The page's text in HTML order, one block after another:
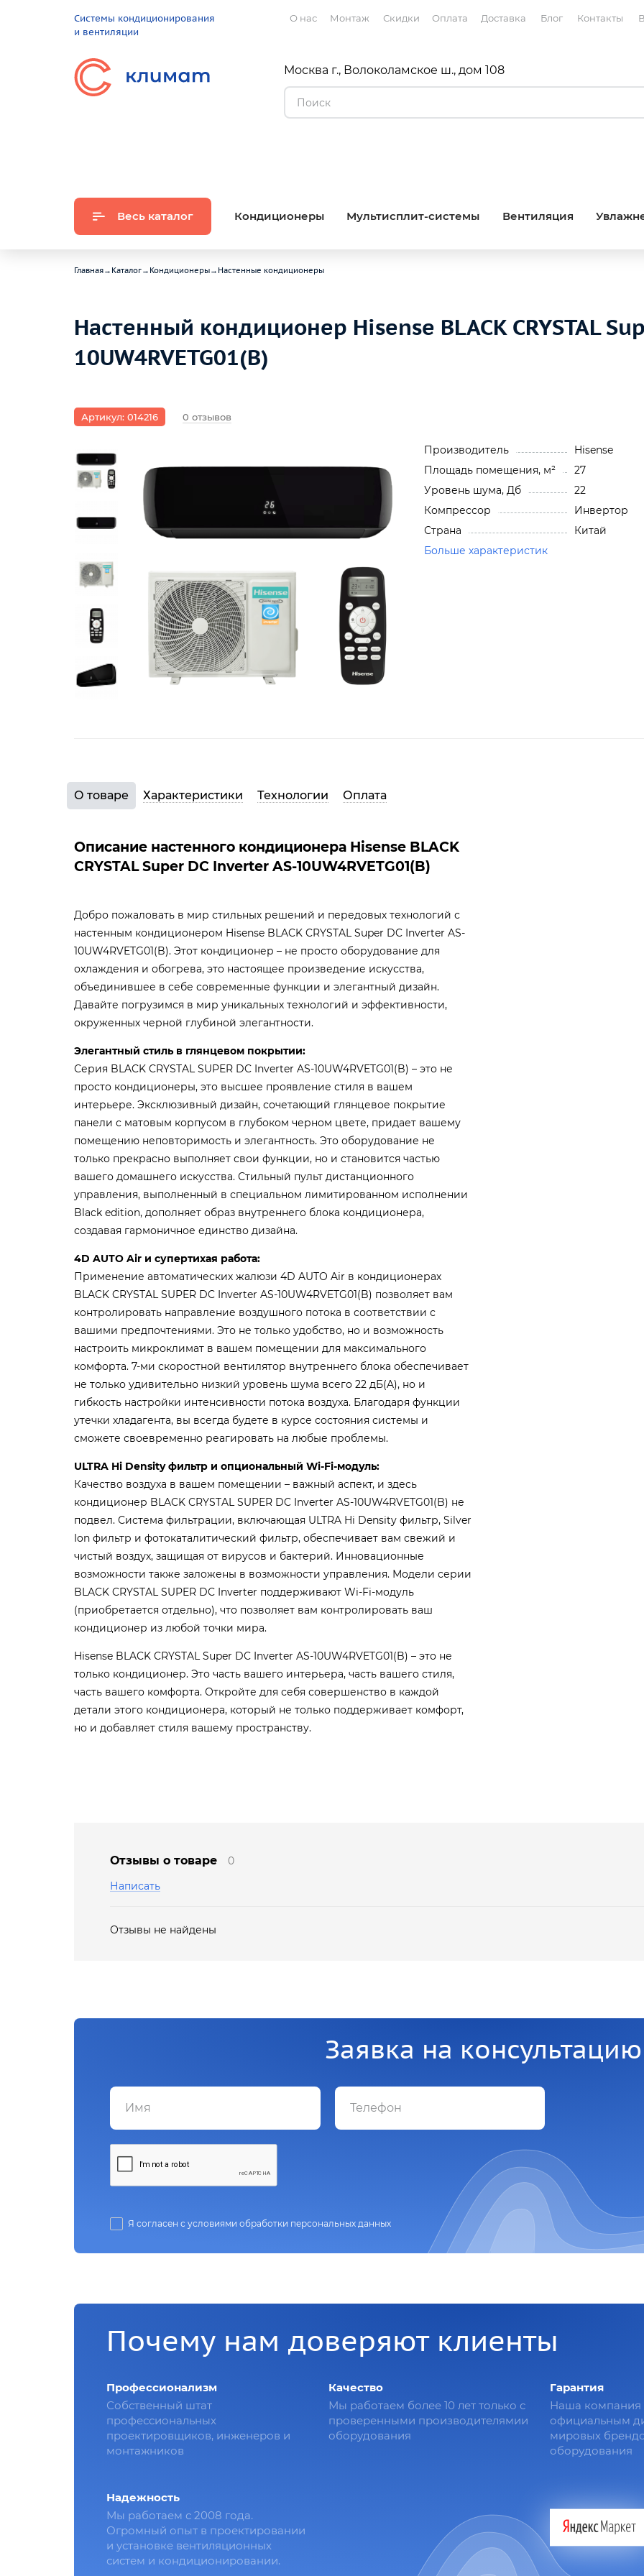
Системы кондиционирования
и вентиляции
О нас Монтаж Скидки Оплата Доставка Блог Контакты
Москва г., Волоколамское ш., дом 108
Весь каталог Кондиционеры Мультисплит-системы Вентиляция
Главная→ Каталог→ Кондиционеры→ Настенные кондиционеры
Настенный кондиционер Hisense BLACK CRYSTAL
10UW4RVETG01(B)
Артикул: 014216 0 отзывов
Производитель
Hisense
Площадь помещения, м²
27
Уровень шума, Дб
22
Компрессор
Инвертор
Страна
Китай
Больше характеристик
О товаре Характеристики Технологии Оплата
Описание настенного кондиционера Hisense BLACK
CRYSTAL Super DC Inverter AS-10UW4RVETG01(B)
Добро пожаловать в мир стильных решений и передовых технологий с
настенным кондиционером Hisense BLACK CRYSTAL Super DC Inverter AS-
10UW4RVETG01(B). Этот кондиционер – не просто оборудование для
охлаждения и обогрева, это настоящее произведение искусства,
объединившее в себе современные функции и элегантный дизайн.
Давайте погрузимся в мир уникальных технологий и эффективности,
окруженных черной глубиной элегантности.
Элегантный стиль в глянцевом покрытии:
Серия BLACK CRYSTAL SUPER DC Inverter AS-10UW4RVETG01(B) – это не
просто кондиционеры, это высшее проявление стиля в вашем
интерьере. Эксклюзивный дизайн, сочетающий глянцевое покрытие
панели с матовым корпусом в глубоком черном цвете, придает вашему
помещению неповторимость и элегантность. Это оборудование не
только прекрасно выполняет свои функции, но и становится частью
вашего домашнего искусства. Стильный пульт дистанционного
управления, выполненный в специальном лимитированном исполнении
Black edition, дополняет образ внутреннего блока кондиционера,
создавая гармоничное единство дизайна.
4D AUTO Air и супертихая работа:
Применение автоматических жалюзи 4D AUTO Air в кондиционерах
BLACK CRYSTAL SUPER DC Inverter AS-10UW4RVETG01(B) позволяет вам
контролировать направление воздушного потока в соответствии с
вашими предпочтениями. Это не только удобство, но и возможность
настроить микроклимат в вашем помещении для максимального
комфорта. 7-ми скоростной вентилятор внутреннего блока обеспечивает
не только удивительно низкий уровень шума всего 22 дБ(A), но и
гибкость настройки интенсивности потока воздуха. Благодаря функции
утечки хладагента, вы всегда будете в курсе состояния системы и
сможете своевременно реагировать на любые проблемы.
ULTRA Hi Density фильтр и опциональный Wi-Fi-модуль:
Качество воздуха в вашем помещении – важный аспект, и здесь
кондиционер BLACK CRYSTAL SUPER DC Inverter AS-10UW4RVETG01(B) не
подвел. Система фильтрации, включающая ULTRA Hi Density фильтр, Silver
Ion фильтр и фотокаталитический фильтр, обеспечивает вам свежий и
чистый воздух, защищая от вирусов и бактерий. Инновационные
возможности также заложены в возможности управления. Модели серии
BLACK CRYSTAL SUPER DC Inverter поддерживают Wi-Fi-модуль
(приобретается отдельно), что позволяет вам контролировать ваш
кондиционер из любой точки мира.
Hisense BLACK CRYSTAL Super DC Inverter AS-10UW4RVETG01(B) – это не
только кондиционер. Это часть вашего интерьера, часть вашего стиля,
часть вашего комфорта. Откройте для себя совершенство в каждой
детали этого кондиционера, который не только поддерживает комфорт,
но и добавляет стиля вашему пространству.
Отзывы о товаре
0
Написать
Отзывы не найдены
Заявка на консультацию
Я согласен с условиями обработки персональных данных
Почему нам доверяют клиенты
Профессионализм
Собственный штат
профессиональных
проектировщиков, инженеров и
монтажников
Качество
Мы работаем более 10 лет только с
проверенными производителямии
оборудования
Гарантия
Наша компания
официальным
мировых
оборудования
Надежность
Мы работаем с 2008 года.
Огромный опыт в проектировании
и установке вентиляционных
систем и кондиционировании.